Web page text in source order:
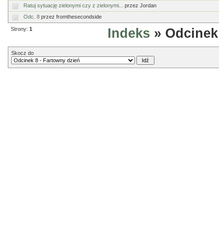
Ratuj sytuację zielonymi czy z zielonymi...
przez Jordan
Odc. 8 przez fromthesecondside
Strony: 1 Indeks »
Skocz do